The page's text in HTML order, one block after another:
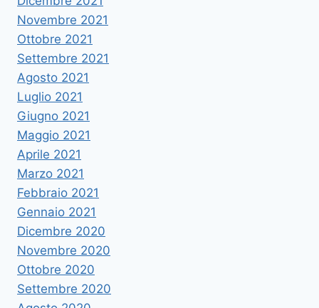
Novembre 2021
Ottobre 2021
Settembre 2021
Agosto 2021
Luglio 2021
Giugno 2021
Maggio 2021
Aprile 2021
Marzo 2021
Febbraio 2021
Gennaio 2021
Dicembre 2020
Novembre 2020
Ottobre 2020
Settembre 2020